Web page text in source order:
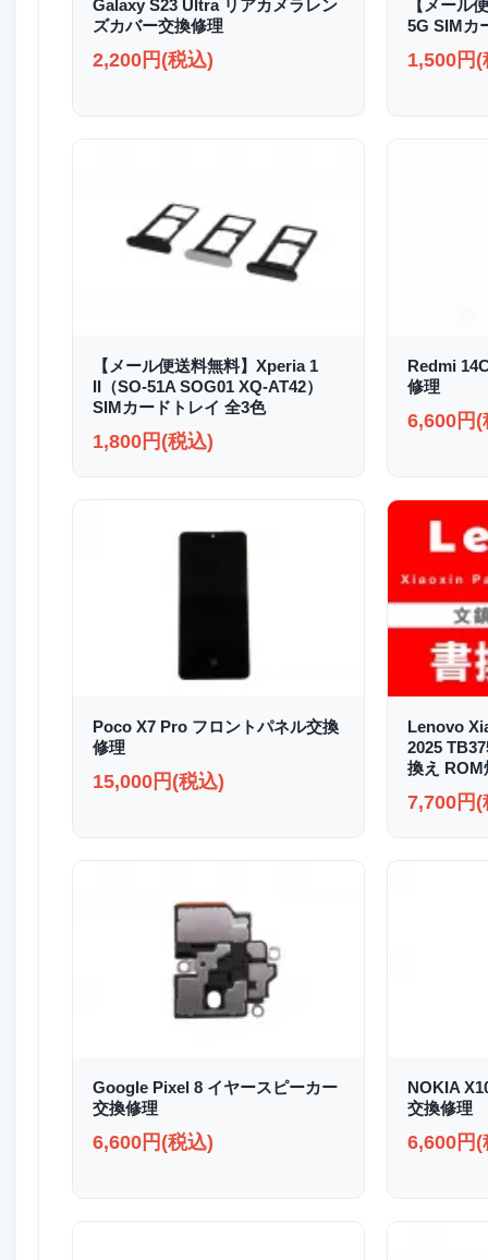
Galaxy S23 Ultra リアカメラレン
ズカバー交換修理
2,200円(税込)
【メール
5G SIMカ
1,500円(
【メール便送料無料】Xperia 1
II（SO-51A SOG01 XQ-AT42）
SIMカードトレイ 全3色
1,800円(税込)
Redmi
修理
6,600円(
Poco X7 Pro フロントパネル交換
修理
15,000円(税込)
Lenovo
2025
換え ROM
7,700円(
Google Pixel 8 イヤースピーカー
交換修理
6,600円(税込)
NOKIA
交換修理
6,600円(